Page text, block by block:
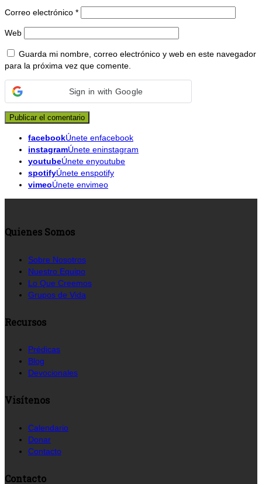
Correo electrónico *
Web
Guarda mi nombre, correo electrónico y web en este navegador
para la próxima vez que comente.
Sign in with Google
facebookÚnete enfacebook
instagramÚnete eninstagram
youtubeÚnete enyoutube
spotifyÚnete enspotify
vimeoÚnete envimeo
Quienes Somos
Sobre Nosotros
Nuestro Equipo
Lo Que Creemos
Grupos de Vida
Recursos
Prédicas
Blog
Devocionales
Visítenos
Calendario
Donar
Contacto
Contacto